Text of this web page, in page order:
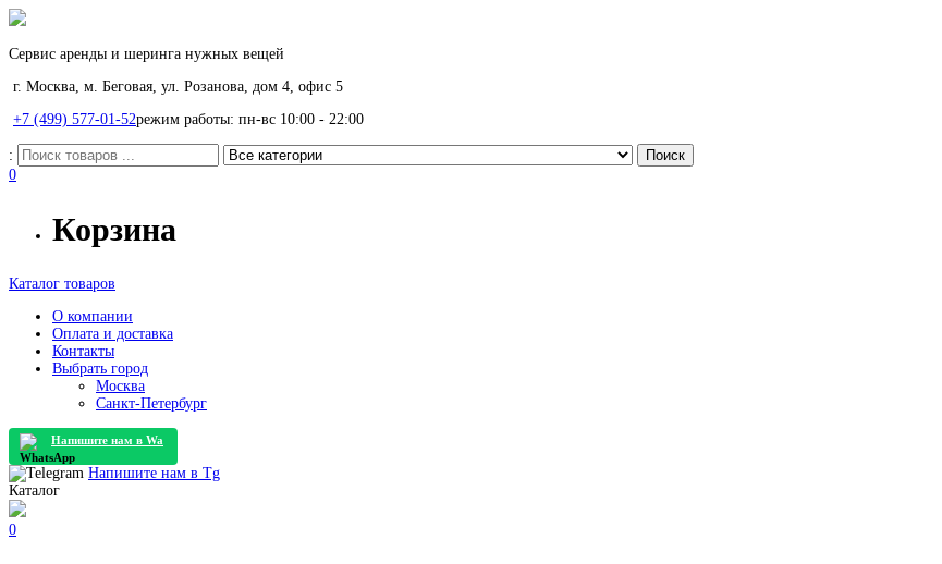
Сервис аренды и шеринга нужных вещей
г. Москва, м. Беговая, ул. Розанова, дом 4, офис 5
+7 (499) 577-01-52режим работы: пн-вс 10:00 - 22:00
:
0
Корзина
Каталог товаров
О компании
Оплата и доставка
Контакты
Выбрать город
Москва
Санкт-Петербург
Напишите нам в Wa
Напишите нам в Tg
Каталог
0